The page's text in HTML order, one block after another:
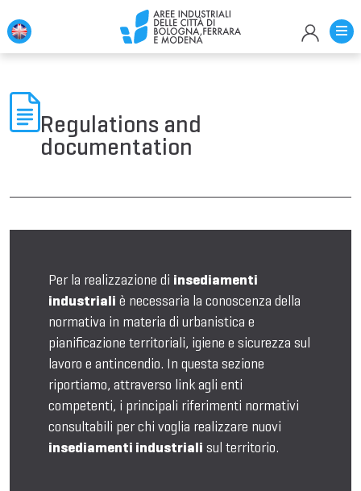
Regulations and
documentation
Per la realizzazione di insediamenti
industriali è necessaria la conoscenza della
normativa in materia di urbanistica e
pianificazione territoriali, igiene e sicurezza sul
lavoro e antincendio. In questa sezione
riportiamo, attraverso link agli enti
competenti, i principali riferimenti normativi
consultabili per chi voglia realizzare nuovi
insediamenti industriali sul territorio.